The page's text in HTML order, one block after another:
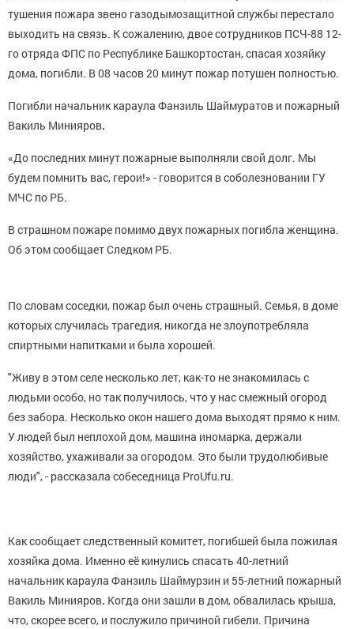
тушения пожара звено газодымозащитной службы перестало
выходить на связь. К сожалению, двое сотрудников ПСЧ-88 12-
го отряда ФПС по Республике Башкортостан, спасая хозяйку
дома, погибли. В 08 часов 20 минут пожар потушен полностью.
Погибли начальник караула Фанзиль Шаймуратов и пожарный
Вакиль Минияров.
«До последних минут пожарные выполняли свой долг. Мы
будем помнить вас, герои!» - говорится в соболезновании ГУ
МЧС по РБ.
В страшном пожаре помимо двух пожарных погибла женщина.
Об этом сообщает Следком РБ.
По словам соседки, пожар был очень страшный. Семья, в доме
которых случилась трагедия, никогда не злоупотребляла
спиртными напитками и была хорошей.
"Живу в этом селе несколько лет, как-то не знакомилась с
людьми особо, но так получилось, что у нас смежный огород
без забора. Несколько окон нашего дома выходят прямо к ним.
У людей был неплохой дом, машина иномарка, держали
хозяйство, ухаживали за огородом. Это были трудолюбивые
люди", - рассказала собеседница ProUfu.ru.
Как сообщает следственный комитет, погибшей была пожилая
хозяйка дома. Именно её кинулись спасать 40-летний
начальник караула Фанзиль Шаймурзин и 55-летний пожарный
Вакиль Минияров. Когда они зашли в дом, обвалилась крыша,
что, скорее всего, и послужило причиной гибели. Причина